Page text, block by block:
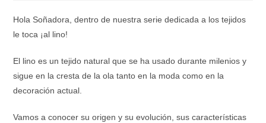
Hola Soñadora, dentro de nuestra serie dedicada a los tejidos
le toca ¡al lino!
El lino es un tejido natural que se ha usado durante milenios y
sigue en la cresta de la ola tanto en la moda como en la
decoración actual.
Vamos a conocer su origen y su evolución, sus características